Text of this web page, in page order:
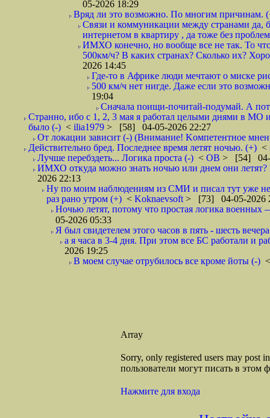
05-2026 18:29
Вряд ли это возможно. По многим причинам.
Связи и коммуникации между странами да,
интернетом в квартиру , да тоже без
ИМХО конечно, но вообще все не так. То
500км/ч? В каких странах? Сколько их?
2026 14:45
Где-то в Африке люди мечтают о миске
500 км/ч нет нигде. Даже если это
19:04
Сначала поищи-почитай-подумай. А
Странно, ибо с 1, 2, 3 мая я работал целыми днями в МО
было (-) < ilia1979 > [58] 04-05-2026 22:27
От локации зависит (-) (Внимание! Kомпетентное
Действительно бред. Последнее время летят ночью. (+) <
Лучше перебздеть... Логика проста (-) < ОВ > [54] 04-
ИМХО откуда можно знать ночью или днем они летят?
2026 22:13
Ну по моим наблюдениям из СМИ и писал тут уже
раз рано утром (+) < Koknaevsoft > [73] 04-05-2026
Ночью летят, потому что простая логика
05-2026 05:33
Я был свидетелем этого часов в пять - шесть
а я часа в 3-4 дня. При этом все БС работали и
2026 19:25
В моем случае отрубилось все кроме йоты (-)
Array
Sorry, only registered users may post
пользователи могут писать в этом
Нажмите для входа